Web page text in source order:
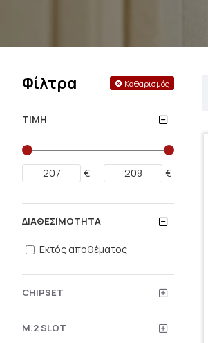
Φίλτρα Καθαρισμός
ΤΙΜΉ
€ €
CHIPSET
M.2 SLOT
ΔΙΑΘΕΣΙΜΌΤΗΤΑ
Εκτός αποθέματος